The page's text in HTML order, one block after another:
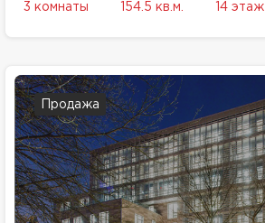
3 комнаты 154.5 кв.м. 14 этаж
Продажа